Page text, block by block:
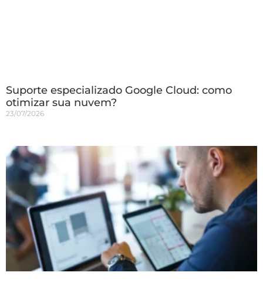
Suporte especializado Google Cloud: como
otimizar sua nuvem?
23/07/2026